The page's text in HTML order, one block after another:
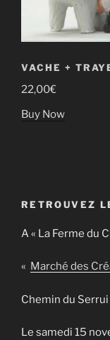
VACHE +
22,00€
Buy Now
RETROUVEZ
A « La Ferme du
« Marché des
Chemin du
Le samedi 15